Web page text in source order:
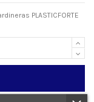
PLASTICFORTE